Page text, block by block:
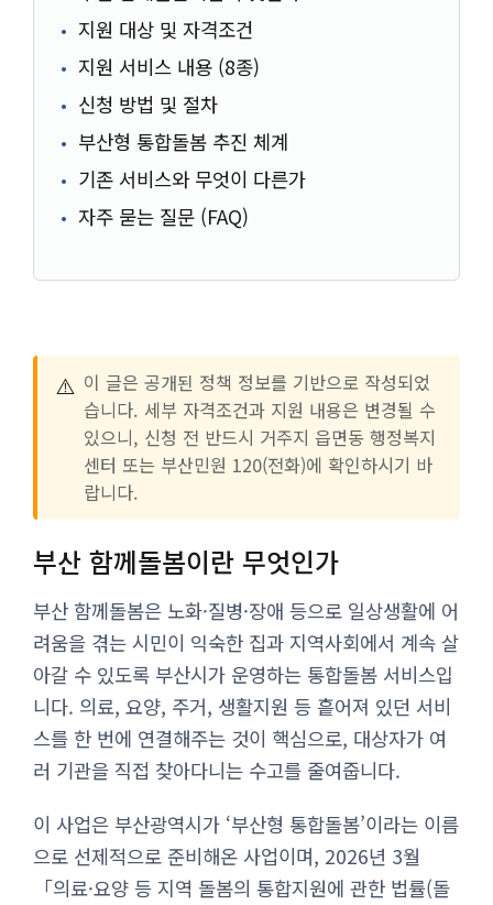
지원 대상 및 자격조건
지원 서비스 내용 (8종)
신청 방법 및 절차
부산형 통합돌봄 추진 체계
기존 서비스와 무엇이 다른가
자주 묻는 질문 (FAQ)
⚠️ 이 글은 공개된 정책 정보를 기반으로 작성되었
습니다. 세부 자격조건과 지원 내용은 변경될 수
있으니, 신청 전 반드시 거주지 읍면동 행정복지
센터 또는 부산민원 120(전화)에 확인하시기 바
랍니다.
부산 함께돌봄이란 무엇인가
부산 함께돌봄은 노화·질병·장애 등으로 일상생활에 어
려움을 겪는 시민이 익숙한 집과 지역사회에서 계속 살
아갈 수 있도록 부산시가 운영하는 통합돌봄 서비스입
니다. 의료, 요양, 주거, 생활지원 등 흩어져 있던 서비
스를 한 번에 연결해주는 것이 핵심으로, 대상자가 여
러 기관을 직접 찾아다니는 수고를 줄여줍니다.
이 사업은 부산광역시가 ‘부산형 통합돌봄’이라는 이름
으로 선제적으로 준비해온 사업이며, 2026년 3월
「의료·요양 등 지역 돌봄의 통합지원에 관한 법률(돌